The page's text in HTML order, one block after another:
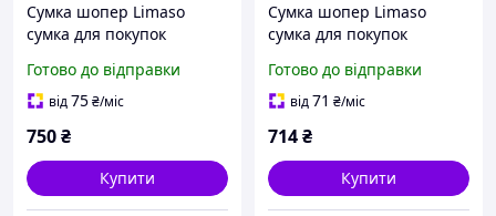
Сумка шопер Limaso
сумка для покупок
Готово до відправки
від75₴/міс
750₴
Купити
Сумка шопер Limaso
сумка для покупок
Готово до відправки
від71 ₴/міс
714₴
Купити